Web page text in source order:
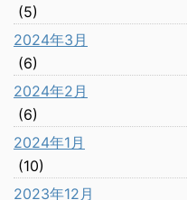
(5)
2024年3月
(6)
2024年2月
(6)
2024年1月
(10)
2023年12月